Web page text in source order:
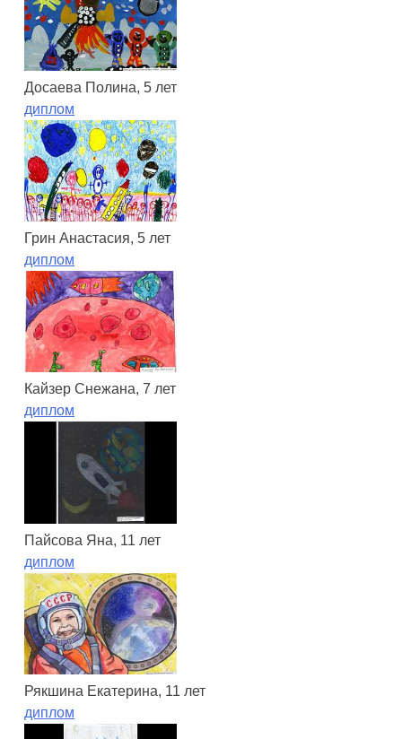
Досаева Полина, 5 лет
диплом
Грин Анастасия, 5 лет
диплом
Кайзер Снежана, 7 лет
диплом
Пайсова Яна, 11 лет
диплом
Рякшина Екатерина, 11 лет
диплом